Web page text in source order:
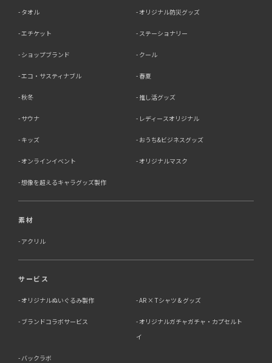
タオル オリジナル防災グッズ
エチケット ステーショナリー
ショップブランド クール
エコ・サスティナブル 春夏
秋冬 推し活グッズ
サウナ レディースオリジナル
キッズ おうち&ビジネスグッズ
オンラインイベント オリジナルマスク
想像を超えるキャラグッズ製作
素材
アクリル
サービス
オリジナルぬいぐるみ製作 AR × Tシャツ & グッズ
ブランドコラボサービス
オリジナルガチャガチャ・カプセルト
イ
バックラボ